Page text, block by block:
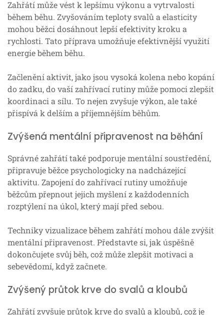
Zahřátí může vést k lepšímu výkonu a vytrvalosti
během běhu. Zvyšováním teploty svalů a elasticity
mohou běžci dosáhnout lepší efektivity kroku a
rychlosti. Tato příprava umožňuje efektivnější využití
energie během běhu.
Začlenění aktivit, jako jsou vysoká kolena nebo kopání
do zadku, do vaší zahřívací rutiny může pomoci zlepšit
koordinaci a sílu. To nejen zvyšuje výkon, ale také
přispívá k delším a příjemnějším běhům.
Zvýšená mentální připravenost na běhání
Správné zahřátí také podporuje mentální soustředění,
připravuje běžce psychologicky na nadcházející
aktivitu. Zapojení do zahřívací rutiny umožňuje
běžcům přepnout jejich myšlení z každodenních
rozptýlení na úkol, který mají před sebou.
Techniky vizualizace během zahřátí mohou dále zvýšit
mentální připravenost. Představte si, jak úspěšně
dokončujete svůj běh, což může zlepšit motivaci a
sebevědomí, když začnete.
Zvýšený průtok krve do svalů a kloubů
Zahřátí zvyšuje průtok krve do svalů a kloubů, což je